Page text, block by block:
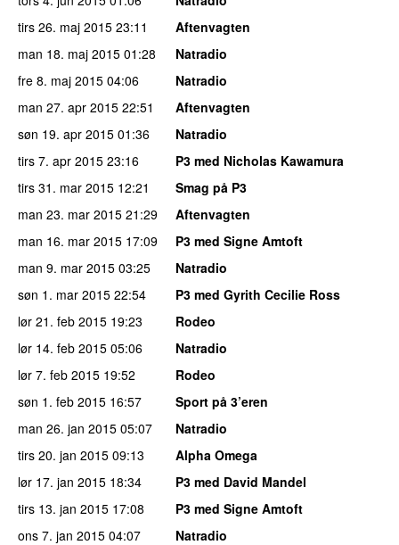
tirs 26. maj 2015 23:11
Aftenvagten
man 18. maj 2015 01:28
Natradio
fre 8. maj 2015 04:06
Natradio
man 27. apr 2015 22:51
Aftenvagten
søn 19. apr 2015 01:36
Natradio
tirs 7. apr 2015 23:16
P3 med Nicholas Kawamura
tirs 31. mar 2015 12:21
Smag på P3
man 23. mar 2015 21:29
Aftenvagten
man 16. mar 2015 17:09
P3 med Signe Amtoft
man 9. mar 2015 03:25
Natradio
søn 1. mar 2015 22:54
P3 med Gyrith Cecilie Ross
lør 21. feb 2015 19:23
Rodeo
lør 14. feb 2015 05:06
Natradio
lør 7. feb 2015 19:52
Rodeo
søn 1. feb 2015 16:57
Sport på 3’eren
man 26. jan 2015 05:07
Natradio
tirs 20. jan 2015 09:13
Alpha Omega
lør 17. jan 2015 18:34
P3 med David Mandel
tirs 13. jan 2015 17:08
P3 med Signe Amtoft
ons 7. jan 2015 04:07
Natradio